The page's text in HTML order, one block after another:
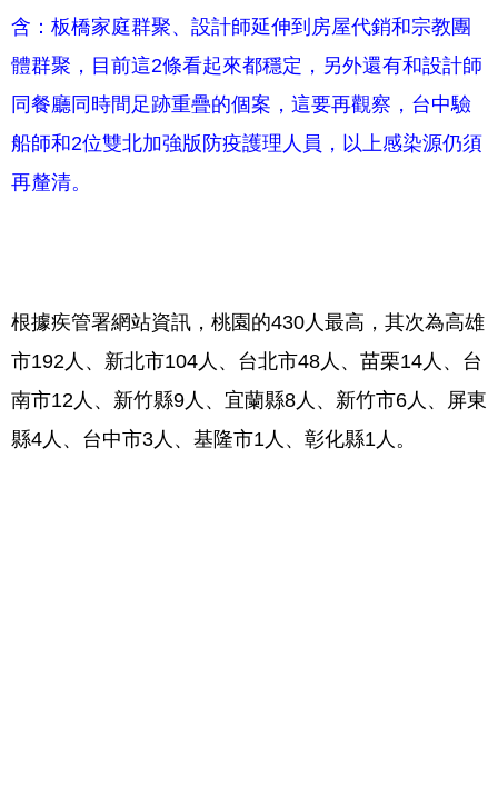
含：板橋家庭群聚、設計師延伸到房屋代銷和宗教團
體群聚，目前這2條看起來都穩定，另外還有和設計師
同餐廳同時間足跡重疊的個案，這要再觀察，台中驗
船師和2位雙北加強版防疫護理人員，以上感染源仍須
再釐清。
根據疾管署網站資訊，桃園的430人最高，其次為高雄
市192人、新北市104人、台北市48人、苗栗14人、台
南市12人、新竹縣9人、 宜蘭縣8人、 新竹市6人、屏東
縣4人、台中市3人、基隆市1人、彰化縣1人。